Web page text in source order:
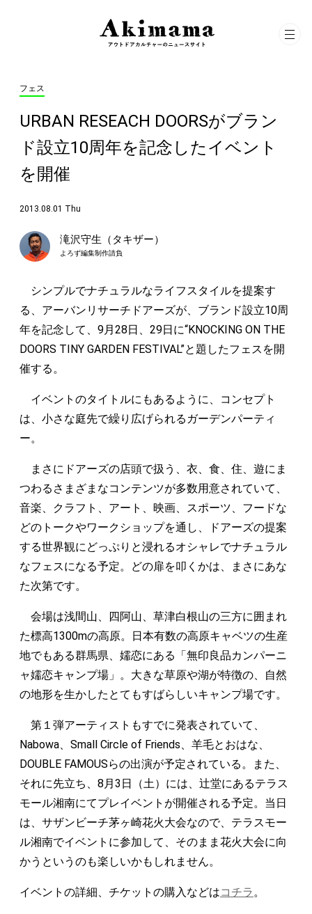
フェス
URBAN RESEACH DOORSがブラン
ド設立10周年を記念したイベント
を開催
2013.08.01 Thu
滝沢守生（タキザー）
よろず編集制作請負
シンプルでナチュラルなライフスタイルを提案す
る、アーバンリサーチドアーズが、ブランド設立10周
年を記念して、9月28日、29日に“KNOCKING ON THE
DOORS TINY GARDEN FESTIVAL”と題したフェスを開
催する。
イベントのタイトルにもあるように、コンセプト
は、小さな庭先で繰り広げられるガーデンパーティ
ー。
まさにドアーズの店頭で扱う、衣、食、住、遊にま
つわるさまざまなコンテンツが多数用意されていて、
音楽、クラフト、アート、映画、スポーツ、フードな
どのトークやワークショップを通し、ドアーズの提案
する世界観にどっぷりと浸れるオシャレでナチュラル
なフェスになる予定。どの扉を叩くかは、まさにあな
た次第です。
会場は浅間山、四阿山、草津白根山の三方に囲まれ
た標高1300mの高原。日本有数の高原キャベツの生産
地でもある群馬県、嬬恋にある「無印良品カンパーニ
ャ嬬恋キャンプ場」。大きな草原や湖が特徴の、自然
の地形を生かしたとてもすばらしいキャンプ場です。
第１弾アーティストもすでに発表されていて、
Nabowa、Small Circle of Friends、羊毛とおはな、
DOUBLE FAMOUSらの出演が予定されている。また、
それに先立ち、8月3日（土）には、辻堂にあるテラス
モール湘南にてプレイベントが開催される予定。当日
は、サザンビーチ茅ヶ崎花火大会なので、テラスモー
ル湘南でイベントに参加して、そのまま花火大会に向
かうというのも楽しいかもしれません。
イベントの詳細、チケットの購入などはコチラ。